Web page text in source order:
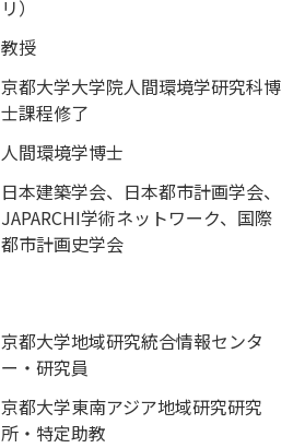
リ）
教授
京都大学大学院人間環境学研究科博
士課程修了
人間環境学博士
日本建築学会、日本都市計画学会、
JAPARCHI学術ネットワーク、国際
都市計画史学会
京都大学地域研究統合情報センタ
ー・研究員
京都大学東南アジア地域研究研究
所・特定助教